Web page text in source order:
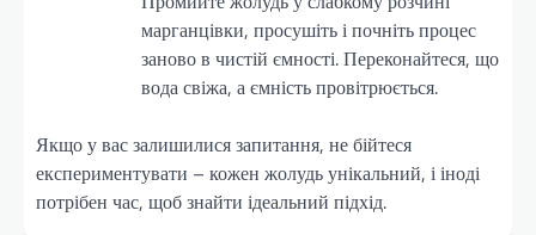
марганцівки, просушіть і почніть процес
заново в чистій ємності. Переконайтеся, що
вода свіжа, а ємність провітрюється.
Якщо у вас залишилися запитання, не бійтеся
експериментувати – кожен жолудь унікальний, і іноді
потрібен час, щоб знайти ідеальний підхід.